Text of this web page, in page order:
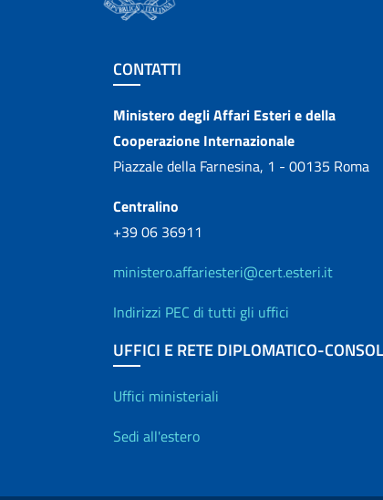
Sezione footer
CONTATTI
Contatti
Ministero degli Affari Esteri e della
Cooperazione Internazionale
Piazzale della Farnesina, 1 - 00135 Roma
Centralino
+39 06 36911
ministero.affariesteri@cert.esteri.it
Indirizzi PEC di tutti gli uffici
UFFICI E RETE DIPLOMATICO-
Uffici e Rete
Uffici ministeriali
Sedi all'estero